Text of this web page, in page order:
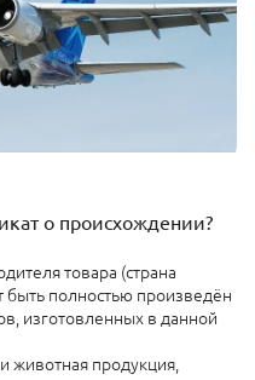
о происхождении?
товара (страна
полностью произведён
изготовленных в данной
животная продукция,